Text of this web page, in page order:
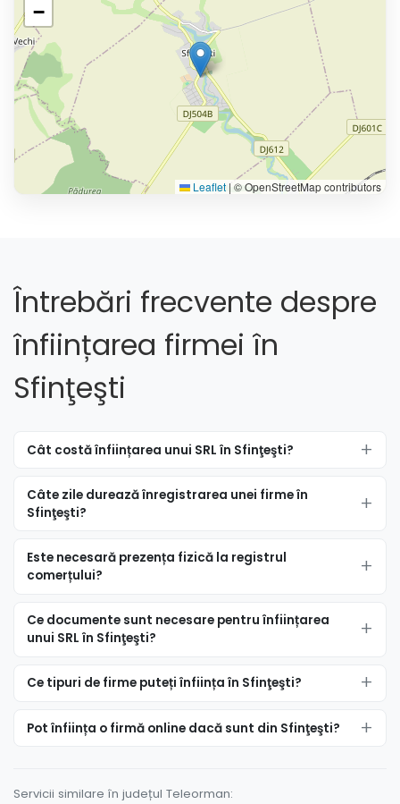
−
Leaflet | © OpenStreetMap contributors
Întrebări frecvente despre
înființarea firmei în
Sfinţeşti
Cât costă înființarea unui SRL în Sfinţeşti?
Câte zile durează înregistrarea unei firme în
Sfinţeşti?
Este necesară prezența fizică la registrul
comerțului?
Ce documente sunt necesare pentru înființarea
unui SRL în Sfinţeşti?
Ce tipuri de firme puteți înființa în Sfinţeşti?
Pot înființa o firmă online dacă sunt din Sfinţeşti?
Servicii similare în județul Teleorman: